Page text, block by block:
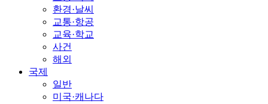
환경·날씨
교통·항공
교육·학교
사건
해외
국제
일반
미국·캐나다